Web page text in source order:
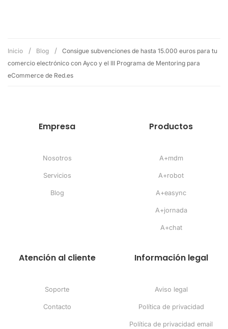
Inicio Blog
Consigue subvenciones de hasta 15.000 euros para tu
comercio electrónico con Ayco y el III Programa de Mentoring para
eCommerce de Red.es
Empresa
Nosotros
Servicios
Blog
Productos
A+mdm
A+robot
A+easync
A+jornada
A+chat
Atención al cliente
Soporte
Contacto
Información legal
Aviso legal
Política de privacidad
Política de privacidad email